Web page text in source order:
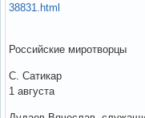
38831.html
Российские миротворцы
С. Сатикар
1 августа